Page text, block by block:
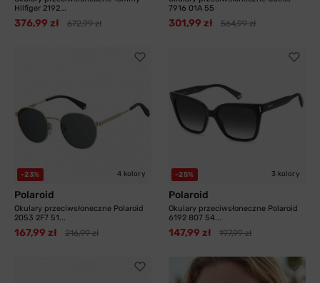
Hilfiger 2192...
376,99 zł 672,99 zł
7916 01A 55
301,99 zł 564,99 zł
-23% 4 kolory
Polaroid
Okulary przeciwsłoneczne Polaroid
2053 2F7 51...
167,99 zł 216,99 zł
-25% 3 kolory
Polaroid
Okulary przeciwsłoneczne Polaroid
6192 807 54...
147,99 zł 197,99 zł